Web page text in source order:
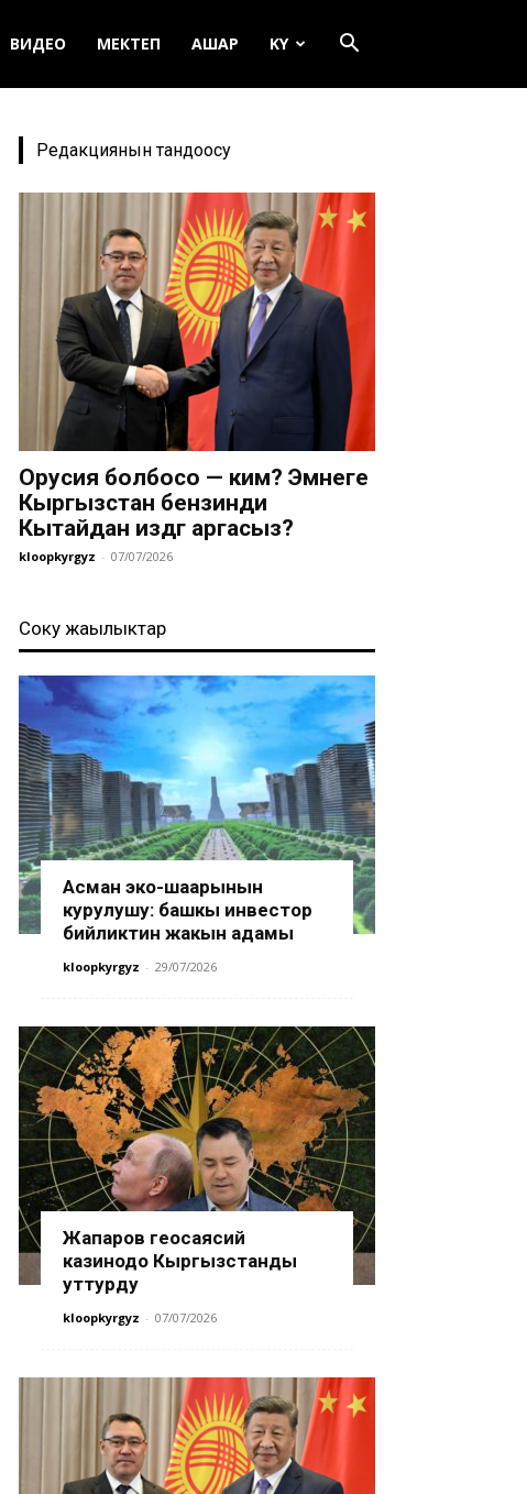
ВИДЕО МЕКТЕП АШАР KY
Редакциянын тандоосу
Орусия болбосо — ким? Эмнеге
Кыргызстан бензинди
Кытайдан издөөгө аргасыз?
kloopkyrgyz - 07/07/2026
Соңку жаңылыктар
Асман эко-шаарынын
курулушу: башкы инвестор
бийликтин жакын адамы
kloopkyrgyz - 29/07/2026
Жапаров геосаясий
казинодо Кыргызстанды
уттурду
kloopkyrgyz - 07/07/2026